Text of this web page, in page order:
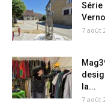
Série
7 août
la...
7 août